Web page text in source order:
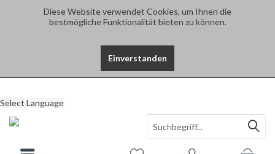
Diese Website verwendet Cookies, um Ihnen die
bestmögliche Funktionalität bieten zu können.
Einverstanden
Select Language